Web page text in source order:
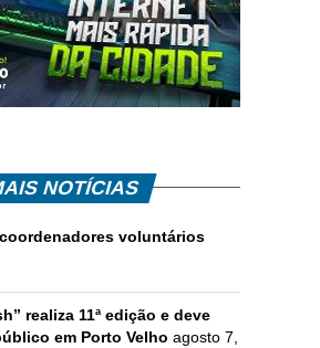
NOTÍCIAS
voluntários
realiza 11ª edição e deve
em Porto Velho agosto 7,